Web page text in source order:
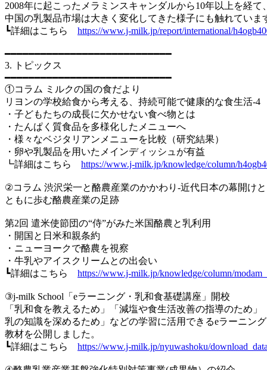
2008年に起こったメラミンスキャンダルから10年以上を経て、
中国の乳製品市場は大きく変化してきた様子にも触れていま
┗詳細はこちら https://www.j-milk.jp/report/international/
━━━━━━━━━━━━━━━━━━━━━━━━━━━━
3. トピックス
━━━━━━━━━━━━━━━━━━━━━━━━━━━━
①コラム ミルクの国の食だより
リヨンの学校給食から考える、持続可能で健康的な食生活-4
・子どもたちの成長に欠かせない食べ物とは
・たんぱく質食品を多様化したメニューへ
・様々なベジタリアンメニューを比較（研究結果）
・卵や乳製品を用いたメインディッシュが有益
┗詳細はこちら https://www.j-milk.jp/knowledge/column/
②コラム 渋沢栄一と酪農産業のかかわり-近代日本の幕開けと
ともに歩む酪農産業の足跡
第2回 遣米使節団の“侍”がみた米国酪農と乳利用
・開国と日米和親条約
・ニューヨークで酪農を視察
・牛乳やアイスクリームとの出会い
┗詳細はこちら https://www.j-milk.jp/knowledge/column/
③j-milk School「eラーニング・乳和食基礎講座」開校
「乳和食を教えるため」「減塩や食生活改善の指導のため」
乳の知識を深めるため」などの学習に活用できるeラーニング
教材を公開しました。
┗詳細はこちら https://www.j-milk.jp/nyuwashoku/